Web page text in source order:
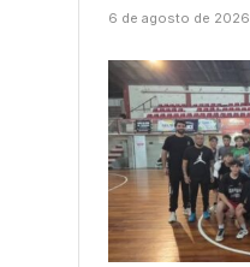
6 de agosto de 2026